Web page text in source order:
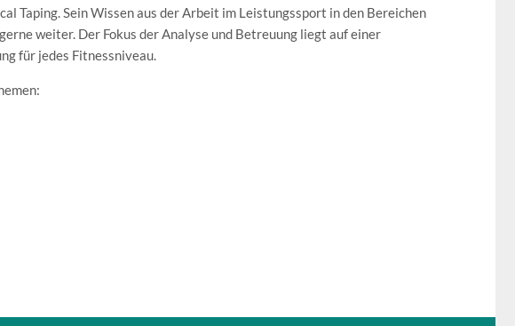
Taping. Sein Wissen aus der Arbeit im Leistungssport in den Bereichen
weiter. Der Fokus der Analyse und Betreuung liegt auf einer
für jedes Fitnessniveau.